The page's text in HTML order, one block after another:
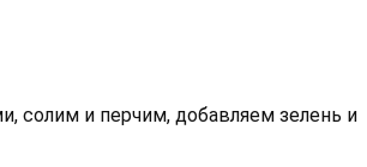
солим и перчим, добавляем зелень и